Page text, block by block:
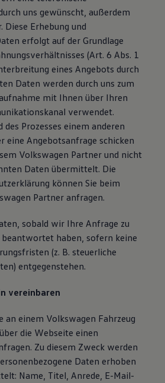
uns gewünscht, außerdem
Diese Erhebung und
erfolgt auf der Grundlage
(Art. 6 Abs. 1
eines Angebots durch
Daten werden durch uns zum
mit Ihnen über Ihren
verwendet.
des Prozesses einem anderen
eine Angebotsanfrage schicken
Volkswagen Partner und nicht
Daten übermittelt. Die
können Sie beim
Partner anfragen.
sobald wir Ihre Anfrage zu
haben, sofern keine
(z. B. steuerliche
entgegenstehen.
vereinbaren
an einem Volkswagen Fahrzeug
die Webseite einen
Zu diesem Zweck werden
Daten erhoben
Name, Titel, Anrede, E-Mail-